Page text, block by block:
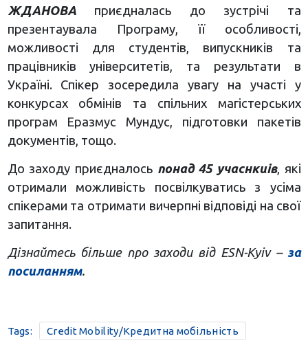
ЖДАНОВАприєдналась до зустрічі та
презентаувала Програму, її особливості,
можливості для студентів, випускників та
працівників університетів, та результати в
Україні. Спікер зосередила увагу на участі у
конкурсах обмінів та спільних магістерських
програм Еразмус Мундус, підготовки пакетів
документів, тощо.
До заходу приєдналось понад 45 учаснкиів, які
отримали можливість посвілкуватись з усіма
спікерами та отримати вичерпні відповіді на свої
запитання.
Дізнайтесь більше про заходи від ESN-Kyiv – за
посиланням.
Tags: Credit Mobility/Кредитна мобільність